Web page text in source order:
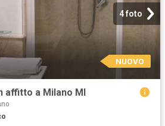
4 foto
NUOVO
affitto a Milano MI